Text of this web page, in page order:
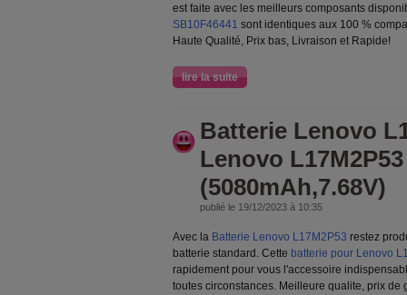
est faite avec les meilleurs composants
SB10F46441 sont identiques aux 100 %
Haute Qualité, Prix bas, Livraison et Rapide!
lire la suite
Batterie Lenovo
Lenovo L17M2P53
(5080mAh,7.68V)
publié le 19/12/2023 à 10:35
Avec la Batterie Lenovo L17M2P53 restez
batterie standard. Cette batterie pour Lenovo
rapidement pour vous l'accessoire
toutes circonstances. Meilleure qualite, prix de